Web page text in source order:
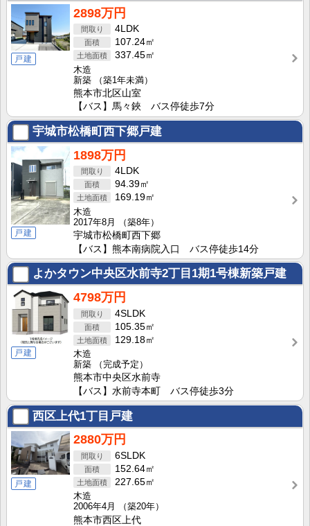
戸建
2898万円
4LDK
107.24㎡
337.45㎡
木造
新築
（築1年未満）
熊本市北区山室
【バス】馬々鋏 バス停徒歩7分
宇城市松橋町西下郷戸建
戸建
1898万円
4LDK
94.39㎡
169.19㎡
木造
2017年8月
（築8年）
宇城市松橋町西下郷
【バス】熊本南病院入口 バス停徒歩14分
よかタウン中央区水前寺2丁目1期1号棟新築戸建
戸建
4798万円
4SLDK
105.35㎡
129.18㎡
木造
新築
（完成予定）
熊本市中央区水前寺
【バス】水前寺本町 バス停徒歩3分
西区上代1丁目戸建
戸建
2880万円
6SLDK
152.64㎡
227.65㎡
木造
2006年4月
（築20年）
熊本市西区上代